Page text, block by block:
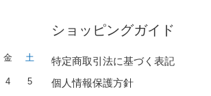
金 土
4 5
ショッピングガイド
特定商取引法に基づく表記
個人情報保護方針